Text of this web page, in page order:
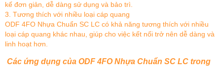
kế đơn giản, dễ dàng sử dụng và bảo trì.
3. Tương thích với nhiều loại cáp quang
ODF 4FO Nhựa Chuẩn SC LC có khả năng tương thích với nhiều
loại cáp quang khác nhau, giúp cho việc kết nối trở nên dễ dàng và
linh hoạt hơn.
Các ứng dụng của ODF 4FO Nhựa Chuẩn SC LC trong